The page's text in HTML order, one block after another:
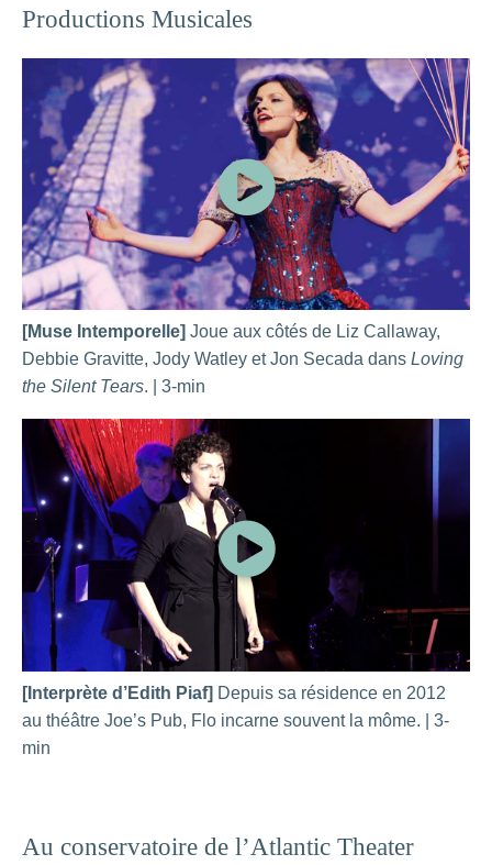
Productions Musicales
[Muse Intemporelle] Joue aux côtés de Liz Callaway,
Debbie Gravitte, Jody Watley et Jon Secada dansLoving
the Silent Tears. | 3-min
[Interprète d’Edith Piaf] Depuis sa résidence en 2012
au théâtre Joe’s Pub, Flo incarne souvent la môme. | 3-
min
Au conservatoire de l’Atlantic Theater